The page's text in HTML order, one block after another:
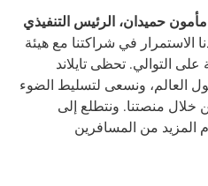
مأمون حميدان، الرئيس التنفيذي
الاستمرار في شراكتنا مع هيئة
على التوالي. تحظى تايلاند
العالم، ونسعى لتسليط الضوء
خلال منصتنا. ونتطلع إلى
المزيد من المسافرين